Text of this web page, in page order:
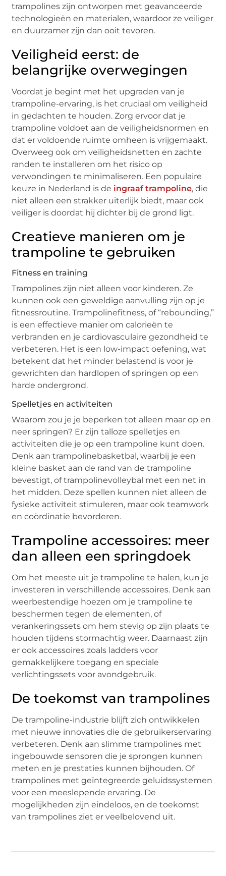
trampolines zijn ontworpen met geavanceerde
technologieën en materialen, waardoor ze veiliger
en duurzamer zijn dan ooit tevoren.
Veiligheid eerst: de
belangrijke overwegingen
Voordat je begint met het upgraden van je
trampoline-ervaring, is het cruciaal om veiligheid
in gedachten te houden. Zorg ervoor dat je
trampoline voldoet aan de veiligheidsnormen en
dat er voldoende ruimte omheen is vrijgemaakt.
Overweeg ook om veiligheidsnetten en zachte
randen te installeren om het risico op
verwondingen te minimaliseren. Een populaire
keuze in Nederland is de ingraaf trampoline, die
niet alleen een strakker uiterlijk biedt, maar ook
veiliger is doordat hij dichter bij de grond ligt.
Creatieve manieren om je
trampoline te gebruiken
Fitness en training
Trampolines zijn niet alleen voor kinderen. Ze
kunnen ook een geweldige aanvulling zijn op je
fitnessroutine. Trampolinefitness, of “rebounding,”
is een effectieve manier om calorieën te
verbranden en je cardiovasculaire gezondheid te
verbeteren. Het is een low-impact oefening, wat
betekent dat het minder belastend is voor je
gewrichten dan hardlopen of springen op een
harde ondergrond.
Spelletjes en activiteiten
Waarom zou je je beperken tot alleen maar op en
neer springen? Er zijn talloze spelletjes en
activiteiten die je op een trampoline kunt doen.
Denk aan trampolinebasketbal, waarbij je een
kleine basket aan de rand van de trampoline
bevestigt, of trampolinevolleybal met een net in
het midden. Deze spellen kunnen niet alleen de
fysieke activiteit stimuleren, maar ook teamwork
en coördinatie bevorderen.
Trampoline accessoires: meer
dan alleen een springdoek
Om het meeste uit je trampoline te halen, kun je
investeren in verschillende accessoires. Denk aan
weerbestendige hoezen om je trampoline te
beschermen tegen de elementen, of
verankeringssets om hem stevig op zijn plaats te
houden tijdens stormachtig weer. Daarnaast zijn
er ook accessoires zoals ladders voor
gemakkelijkere toegang en speciale
verlichtingssets voor avondgebruik.
De toekomst van trampolines
De trampoline-industrie blijft zich ontwikkelen
met nieuwe innovaties die de gebruikerservaring
verbeteren. Denk aan slimme trampolines met
ingebouwde sensoren die je sprongen kunnen
meten en je prestaties kunnen bijhouden. Of
trampolines met geïntegreerde geluidssystemen
voor een meeslepende ervaring. De
mogelijkheden zijn eindeloos, en de toekomst
van trampolines ziet er veelbelovend uit.